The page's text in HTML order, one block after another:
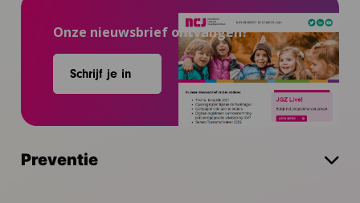
Onze nieuwsbrief ontvangen?
Schrijf je in
Preventie